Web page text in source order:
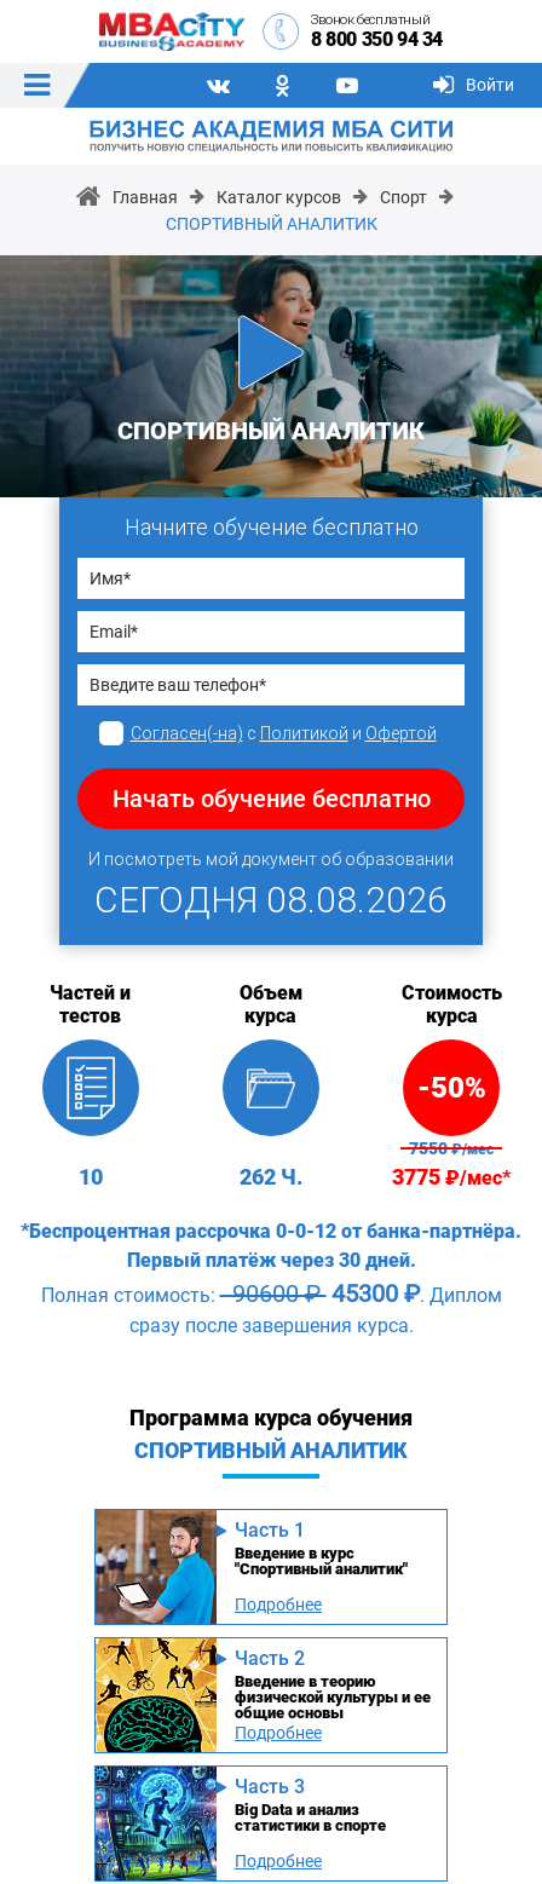
Звонок бесплатный
8 800 350 94 34
Войти
Главная Каталог курсов
Спорт
СПОРТИВНЫЙ АНАЛИТИК
СПОРТИВНЫЙ АНАЛИТИК
Начните обучение бесплатно
Согласен(-на) с Политикой и Офертой
Начать обучение бесплатно
И посмотреть мой документ об образовании
СЕГОДНЯ 08.08.2026
Частей и
тестов
10
Объем
курса
262 Ч.
Стоимость
курса
-50%
7550₽/мес
3775₽/мес*
*Беспроцентная рассрочка 0-0-12 от банка-партнёра.
Первый платёж через 30 дней.
Полная стоимость:90600 ₽45300 ₽. Диплом
сразу после завершения курса.
Программа курса обучения
СПОРТИВНЫЙ АНАЛИТИК
Часть 1
Введение в курс
"Спортивный аналитик"
Подробнее
Часть 2
Введение в теорию
физической культуры и ее
общие основы
Подробнее
Часть 3
Big Data и анализ
статистики в спорте
Подробнее